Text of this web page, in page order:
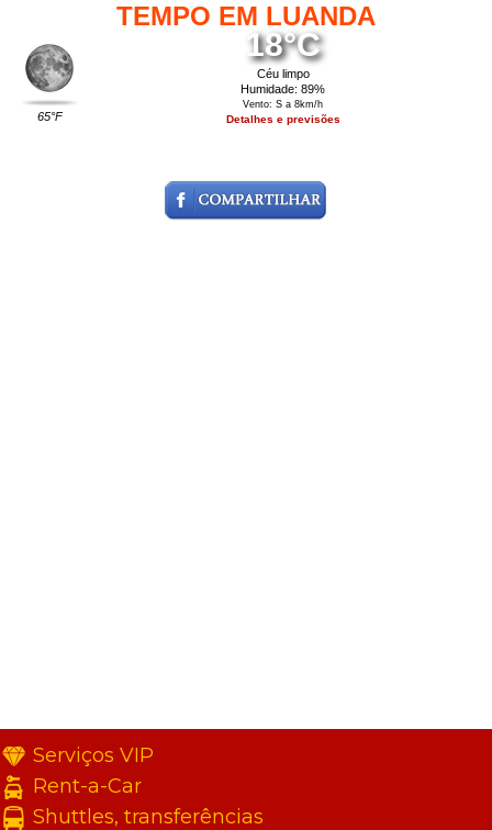
TEMPO EM LUANDA
65°F
18°C
Céu limpo
Humidade: 89%
Vento: S a 8km/h
Detalhes e previsões
Serviços VIP
Rent-a-Car
Shuttles, transferências